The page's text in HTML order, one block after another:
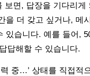
보면, 답장을 기다리
을 더 갖고 싶거나, 메
있습니다. 예를 들어,
답해할 수 있습니다.
중…’ 상태를 직접적